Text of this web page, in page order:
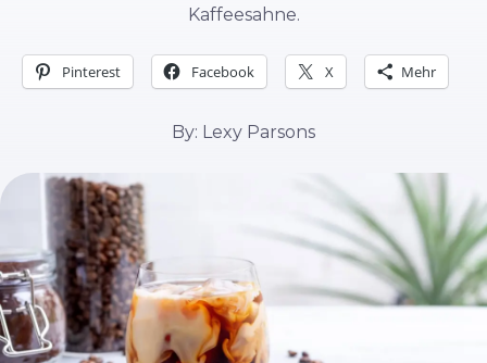
Kaffeesahne.
Pinterest Facebook X Mehr
By: Lexy Parsons